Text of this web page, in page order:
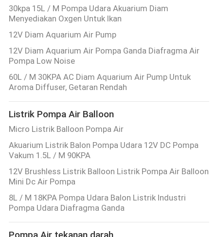
30kpa 15L / M Pompa Udara Akuarium Diam
Menyediakan Oxgen Untuk Ikan
12V Diam Aquarium Air Pump
12V Diam Aquarium Air Pompa Ganda Diafragma Air
Pompa Low Noise
60L / M 30KPA AC Diam Aquarium Air Pump Untuk
Aroma Diffuser, Getaran Rendah
Listrik Pompa Air Balloon
Micro Listrik Balloon Pompa Air
Akuarium Listrik Balon Pompa Udara 12V DC Pompa
Vakum 1.5L / M 90KPA
12V Brushless Listrik Balloon Listrik Pompa Air Balloon
Mini Dc Air Pompa
8L / M 18KPA Pompa Udara Balon Listrik Industri
Pompa Udara Diafragma Ganda